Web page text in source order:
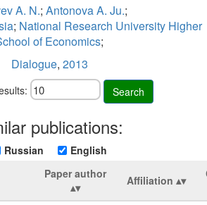
A. N.; Antonova A. Ju.;
; National Research University Higher
of Economics;
Dialogue, 2013
Search
publications:
Russian English
Paper author Affiliation